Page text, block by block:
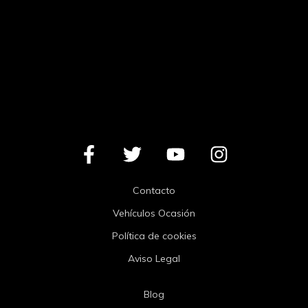
Contacto
Vehículos Ocasión
Política de cookies
Aviso Legal
Blog